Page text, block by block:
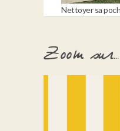
Zoom sur…